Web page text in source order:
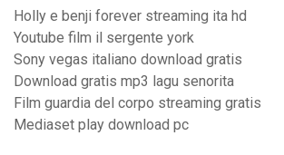
Holly e benji forever streaming ita hd
Youtube film il sergente york
Sony vegas italiano download gratis
Download gratis mp3 lagu senorita
Film guardia del corpo streaming gratis
Mediaset play download pc